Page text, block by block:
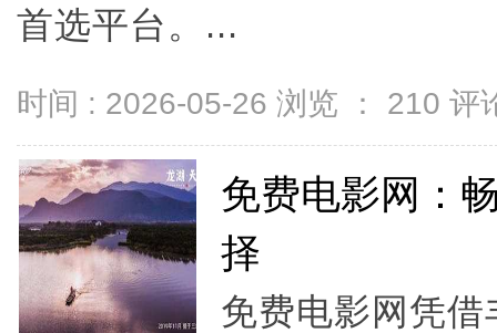
首选平台。...
时间 : 2026-05-26 浏览 ： 210 评
免费电影网：
择
免费电影网凭